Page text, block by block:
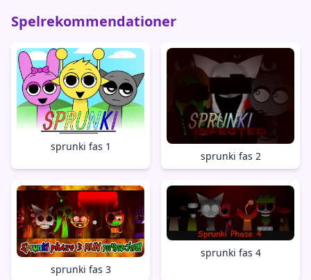
Spelrekommendationer
sprunki fas 1
sprunki fas 2
sprunki fas 3
sprunki fas 4